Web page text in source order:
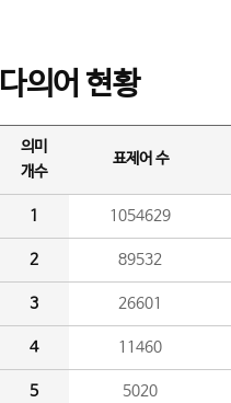
다의어 현황
의미
개수
표제어 수
1 1054629
2 89532
3 26601
4 11460
5 5020